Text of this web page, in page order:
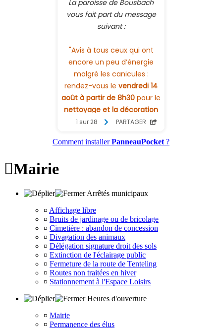
Comment installerPanneauPocket ?
Mairie
Arrêtés municipaux
¤ Affichage libre
¤ Bruits de jardinage ou de bricolage
¤ Cimetière : abandon de concession
¤ Divagation des animaux
¤ Délégation signature droit des sols
¤ Extinction de l'éclairage public
¤ Fermeture de la route de Tenteling
¤ Routes non traitées en hiver
¤ Stationnement à l'Espace Loisirs
Heures d'ouverture
¤ Mairie
¤ Permanence des élus